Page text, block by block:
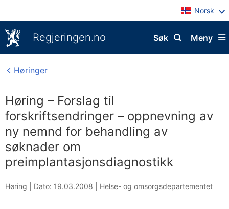
Norsk
Regjeringen.no Meny
Søk
Høringer
Høring – Forslag til
forskriftsendringer – oppnevning av
ny nemnd for behandling av
søknader om
preimplantasjonsdiagnostikk
Høring | Dato: 19.03.2008 Helse- og omsorgsdepartementet